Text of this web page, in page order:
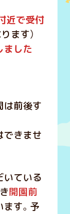
近で受付
ます）
ました
前後す
きませ
いている
開園前
す。予